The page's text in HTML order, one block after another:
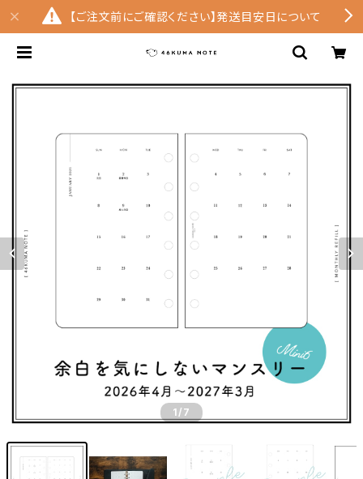
【ご注文前にご確認ください】発送目安日について
1 /7